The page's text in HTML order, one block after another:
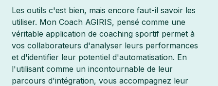
Les outils c'est bien, mais encore faut-il savoir les
utiliser. Mon Coach AGIRIS, pensé comme une
véritable application de coaching sportif permet à
vos collaborateurs d'analyser leurs performances
et d'identifier leur potentiel d'automatisation. En
l'utilisant comme un incontournable de leur
parcours d'intégration, vous accompagnez leur